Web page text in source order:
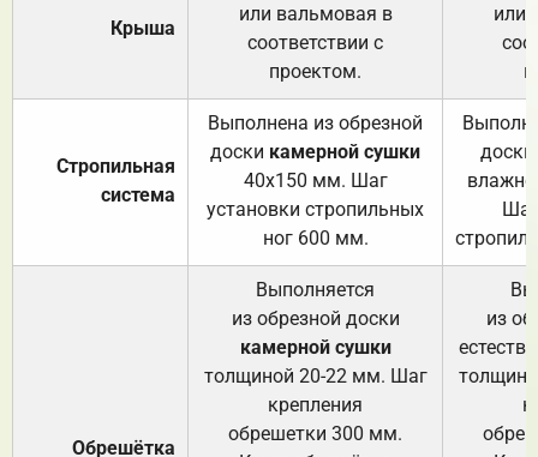
Крыша
или вальмовая в
соответствии с
проектом.
или
Стропильная
система
Выполнена из обрезной
доски камерной сушки
40х150 мм. Шаг
установки стропильных
ног 600 мм.
доски
Обрешётка
Выполняется
из обрезной доски
камерной сушки
толщиной 20-22 мм. Шаг
крепления
обрешетки 300 мм.
из